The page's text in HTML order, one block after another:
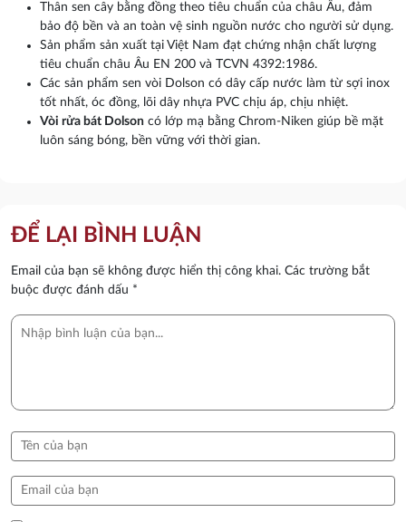
Thân sen cây bằng đồng theo tiêu chuẩn của châu Âu, đảm
bảo độ bền và an toàn vệ sinh nguồn nước cho người sử dụng.
Sản phẩm sản xuất tại Việt Nam đạt chứng nhận chất lượng
tiêu chuẩn châu Âu EN 200 và TCVN 4392:1986.
Các sản phẩm sen vòi Dolson có dây cấp nước làm từ sợi inox
tốt nhất, óc đồng, lõi dây nhựa PVC chịu áp, chịu nhiệt.
Vòi rửa bát Dolson có lớp mạ bằng Chrom-Niken giúp bề mặt
luôn sáng bóng, bền vững với thời gian.
ĐỂ LẠI BÌNH LUẬN
Email của bạn sẽ không được hiển thị công khai. Các trường bắt
buộc được đánh dấu *